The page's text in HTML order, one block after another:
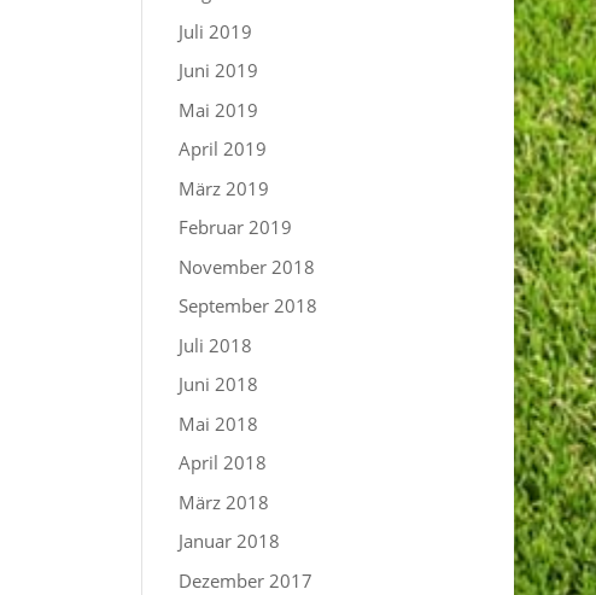
Juli 2019
Juni 2019
Mai 2019
April 2019
März 2019
Februar 2019
November 2018
September 2018
Juli 2018
Juni 2018
Mai 2018
April 2018
März 2018
Januar 2018
Dezember 2017